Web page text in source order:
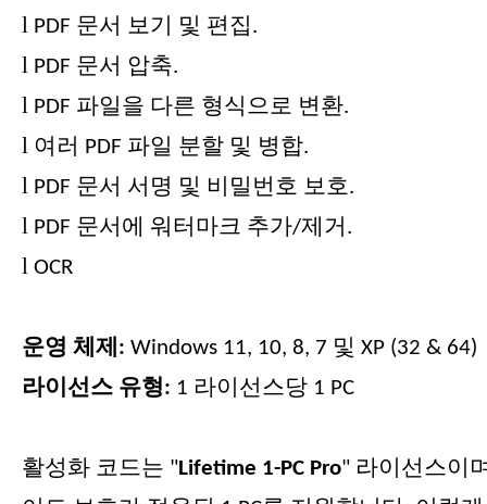
l PDF 문서 보기 및 편집.
l PDF 문서 압축.
l PDF 파일을 다른 형식으로 변환.
l 여러 PDF 파일 분할 및 병합.
l PDF 문서 서명 및 비밀번호 보호.
l PDF 문서에 워터마크 추가/제거.
l OCR
운영 체제: Windows 11, 10, 8, 7 및 XP (32 & 64)
라이선스 유형: 1 라이선스당 1 PC
활성화 코드는 "Lifetime 1-PC Pro" 라이선스이